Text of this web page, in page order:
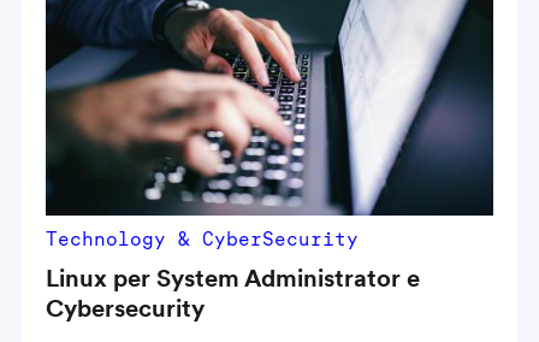
Technology & CyberSecurity
Linux per System Administrator e
Cybersecurity